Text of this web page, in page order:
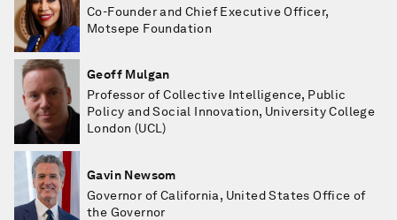
Co-Founder and Chief Executive Officer,
Motsepe Foundation
Geoff Mulgan
Professor of Collective Intelligence, Public
Policy and Social Innovation, University College
London (UCL)
Gavin Newsom
Governor of California, United States Office of
the Governor